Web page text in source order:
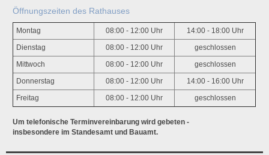
Öffnungszeiten des Rathauses
Montag 08:00 - 12:00 Uhr 14:00 - 18:00 Uhr
Dienstag 08:00 - 12:00 Uhr geschlossen
Mittwoch 08:00 - 12:00 Uhr geschlossen
Donnerstag 08:00 - 12:00 Uhr 14:00 - 16:00 Uhr
Freitag 08:00 - 12:00 Uhr geschlossen
Um telefonische Terminvereinbarung wird gebeten -
insbesondere im Standesamt und Bauamt.